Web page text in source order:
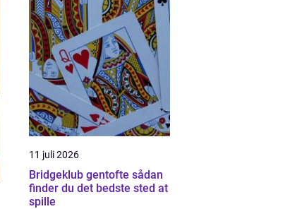
11 juli 2026
Bridgeklub gentofte sådan
finder du det bedste sted at
spille